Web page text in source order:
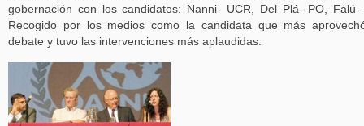
gobernación con los candidatos: Nanni- UCR, Del Plá- PO, Falú-
Recogido por los medios como la candidata que más
debate y tuvo las intervenciones más aplaudidas.